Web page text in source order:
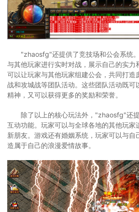
"zhaosfg"还提供了竞技场和公会系统
与其他玩家进行实时对战，展示自己的实力
可以让玩家与其他玩家组建公会，共同打造
战和攻城战等团队活动。这些团队活动既可
精神，又可以获得更多的奖励和荣誉。
除了以上的核心玩法外，"zhaosfg"还
互动功能。玩家可以与全球各地的其他玩家
新朋友。游戏还有婚姻系统，玩家可以与自
造属于自己的浪漫爱情故事。